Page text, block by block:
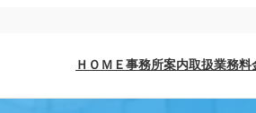
ＨＯＭＥ事務所案内取扱業務料